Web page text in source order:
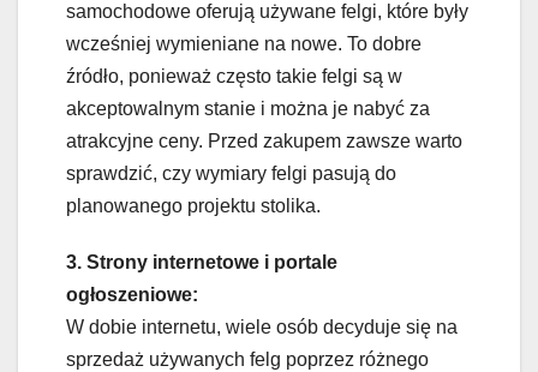
samochodowe oferują używane felgi, które były
wcześniej wymieniane na nowe. To dobre
źródło, ponieważ często takie felgi są w
akceptowalnym stanie i można je nabyć za
atrakcyjne ceny. Przed zakupem zawsze warto
sprawdzić, czy wymiary felgi pasują do
planowanego projektu stolika.
3. Strony internetowe i portale
ogłoszeniowe:
W dobie internetu, wiele osób decyduje się na
sprzedaż używanych felg poprzez różnego